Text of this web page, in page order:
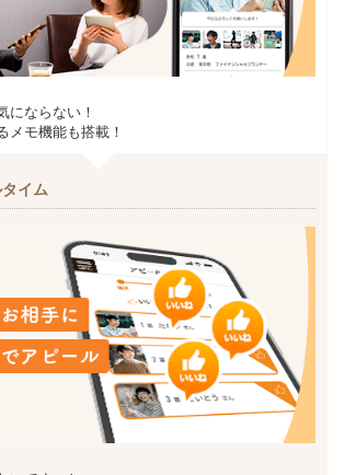
にならない！
メモ機能も搭載！
イム